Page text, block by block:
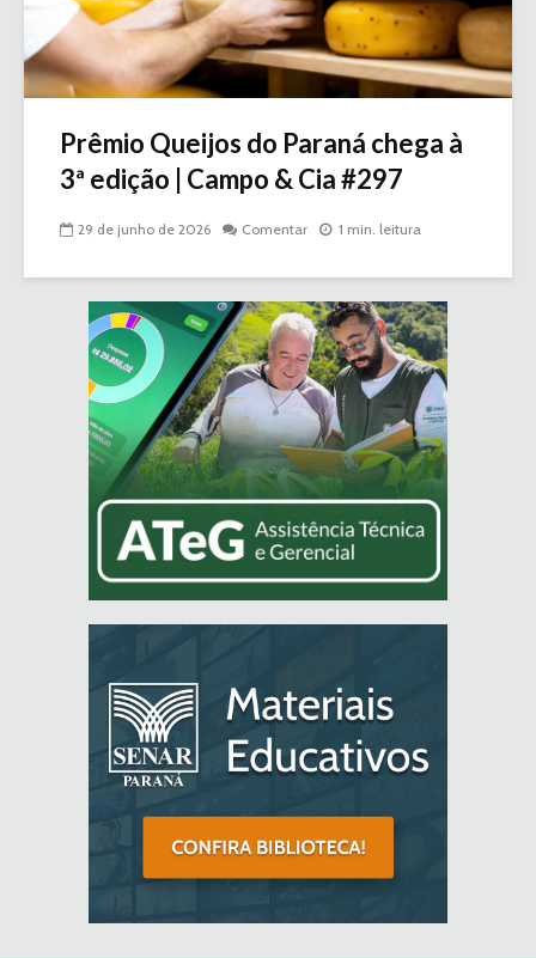
Prêmio Queijos do Paraná chega à
3ª edição | Campo & Cia #297
29 de junho de 2026 Comentar 1 min. leitura